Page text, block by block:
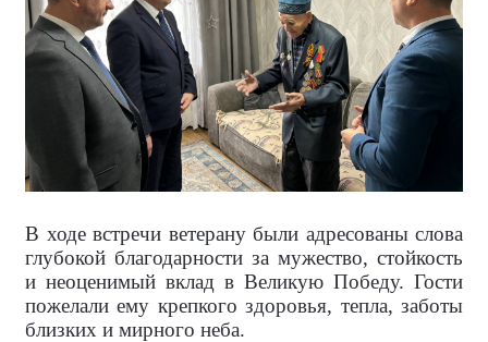
В ходе встречи ветерану были адресованы слова
глубокой благодарности за мужество, стойкость
и неоценимый вклад в Великую Победу. Гости
пожелали ему крепкого здоровья, тепла, заботы
близких и мирного неба.